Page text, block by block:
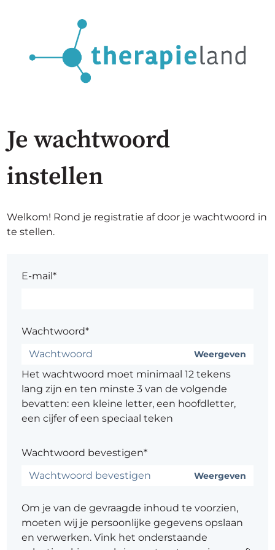
Je wachtwoord
instellen
Welkom! Rond je registratie af door je wachtwoord in
te stellen.
E-mail*
Wachtwoord*
Weergeven
Het wachtwoord moet minimaal 12 tekens
lang zijn en ten minste 3 van de volgende
bevatten: een kleine letter, een hoofdletter,
een cijfer of een speciaal teken
Wachtwoord bevestigen*
Weergeven
Om je van de gevraagde inhoud te voorzien,
moeten wij je persoonlijke gegevens opslaan
en verwerken. Vink het onderstaande